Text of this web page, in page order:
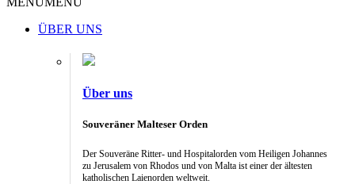
ÜBER UNS
Über uns
Souveräner Malteser Orden
Der Souveräne Ritter- und Hospitalorden vom Heiligen Johannes
zu Jerusalem von Rhodos und von Malta ist einer der ältesten
katholischen Laienorden weltweit.